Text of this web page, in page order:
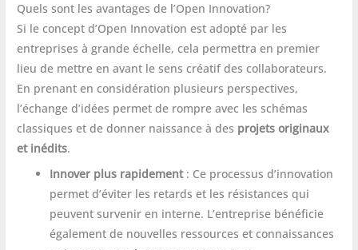
Quels sont les avantages de l’Open Innovation?
Si le concept d’Open Innovation est adopté par les
entreprises à grande échelle, cela permettra en premier
lieu de mettre en avant le sens créatif des collaborateurs.
En prenant en considération plusieurs perspectives,
l’échange d’idées permet de rompre avec les schémas
classiques et de donner naissance à des projets originaux
et inédits.
Innover plus rapidement : Ce processus d’innovation
permet d’éviter les retards et les résistances qui
peuvent survenir en interne. L’entreprise bénéficie
également de nouvelles ressources et connaissances